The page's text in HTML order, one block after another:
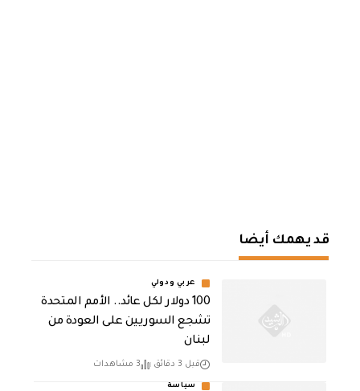
قد يهمك أيضا
عربي ودولي
100 دولار لكل عائد.. الأمم المتحدة
تشجع السوريين على العودة من
لبنان
قبل 3 دقائق 3 مشاهدات
سياسة